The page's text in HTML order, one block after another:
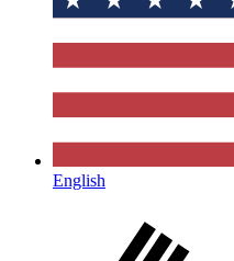
English